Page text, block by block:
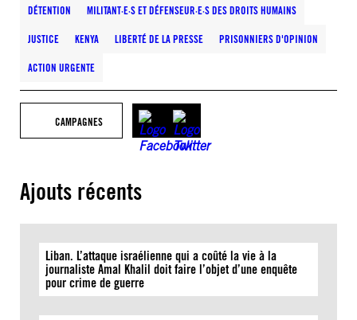
DÉTENTION MILITANT·E·S ET DÉFENSEUR·E·S DES DROITS HUMAINS
JUSTICE KENYA LIBERTÉ DE LA PRESSE PRISONNIERS D'OPINION
ACTION URGENTE
CAMPAGNES
Ajouts récents
Liban. L’attaque israélienne qui a coûté la vie à la
journaliste Amal Khalil doit faire l’objet d’une enquête
pour crime de guerre